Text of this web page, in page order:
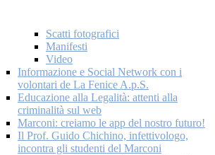
Scatti fotografici
Manifesti
Video
Informazione e Social Network con i
volontari de La Fenice A.p.S.
Educazione alla Legalità: attenti alla
criminalità sul web
Marconi: creiamo le app del nostro futuro!
Il Prof. Guido Chichino, infettivologo,
incontra gli studenti del Marconi